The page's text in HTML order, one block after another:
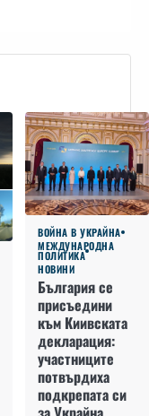
ВОЙНА В УКРАЙНА
МЕЖДУНАРОДНА
ПОЛИТИКА
НОВИНИ
България се
присъедини
към Киивската
декларация:
участниците
потвърдиха
подкрепата си